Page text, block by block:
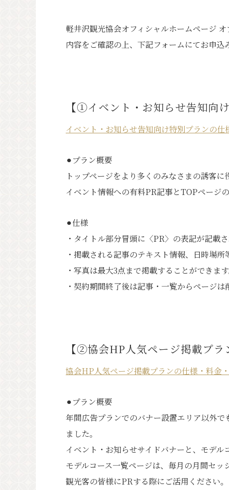
軽井沢観光協会オフィシャルホームページ
内容をご確認の上、下記フォームにてお申込
【①イベント・お知らせ告知向
イベント・お知らせ告知向け特別プランの仕
⚫︎プラン概要
トップページをより多くのみなさまの誘客
イベント情報への有料PR記事とTOPページ
⚫︎仕様
・タイトル部分冒頭に〈PR〉の表記が記載さ
・掲載される記事のテキスト情報、日時場所
・写真は最大3点まで掲載することができま
・契約期間終了後は記事・一覧からページは
【②協会HP人気ページ掲載プラ
協会HP人気ページ掲載プランの仕様・料金
⚫︎プラン概要
年間広告プランでのバナー設置エリア以外
ました。
イベント・お知らせサイドバナーと、モデル
モデルコース一覧ページは、毎月の月間セッ
観光客の皆様にPRする際にご活用ください。